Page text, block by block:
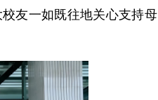
友一如既往地关心支持母